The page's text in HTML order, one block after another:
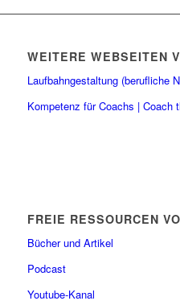
WEITERE WEBSEITEN
Laufbahngestaltung (berufliche
Kompetenz für Coachs | Coach
FREIE RESSOURCEN
Bücher und Artikel
Podcast
Youtube-Kanal